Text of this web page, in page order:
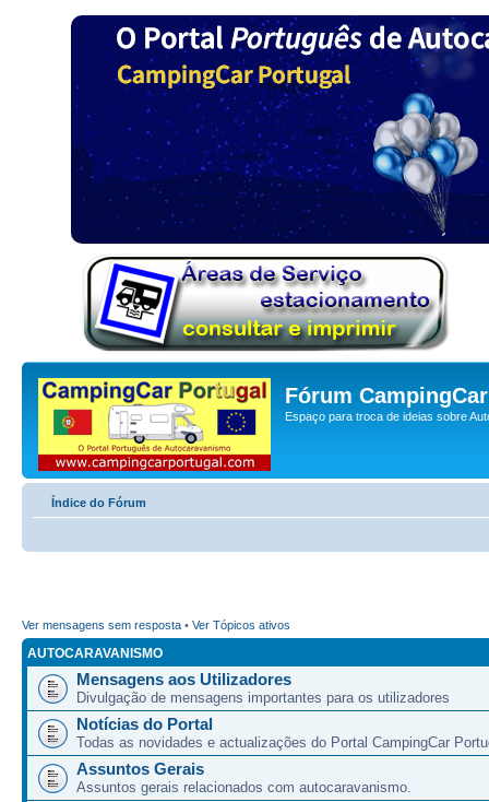
Fórum
Espaço para troca de ideias sobre
Índice do Fórum
Ver mensagens sem resposta • Ver Tópicos ativos
AUTOCARAVANISMO
Mensagens aos Utilizadores
Divulgação de mensagens importantes para os utilizadores
Notícias do Portal
Todas as novidades e actualizações do Portal CampingCar
Assuntos Gerais
Assuntos gerais relacionados com autocaravanismo.